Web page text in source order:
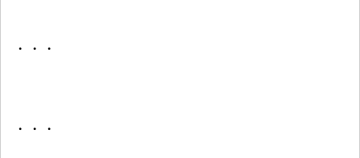
・・・
・・・